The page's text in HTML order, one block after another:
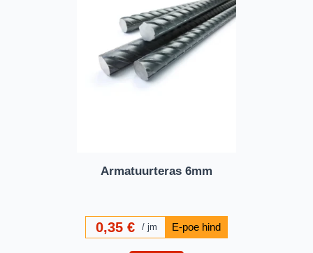
Armatuurteras 6mm
0,35 € jm